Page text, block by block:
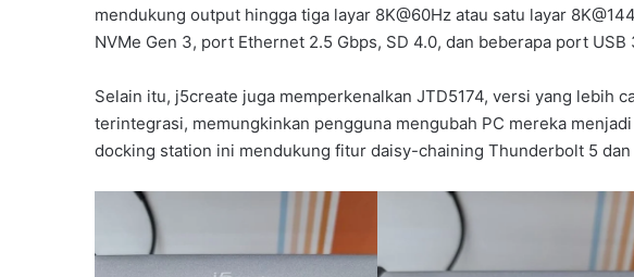
mendukung output hingga tiga layar 8K@60Hz atau satu layar
NVMe Gen 3, port Ethernet 2.5 Gbps, SD 4.0, dan beberapa port USB
Selain itu, j5create juga memperkenalkan JTD5174, versi yang lebih
terintegrasi, memungkinkan pengguna mengubah PC mereka
docking station ini mendukung fitur daisy-chaining Thunderbolt 5